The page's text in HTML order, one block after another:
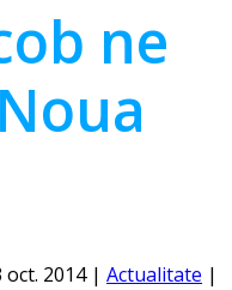
ne
oct. 2014| Actualitate |